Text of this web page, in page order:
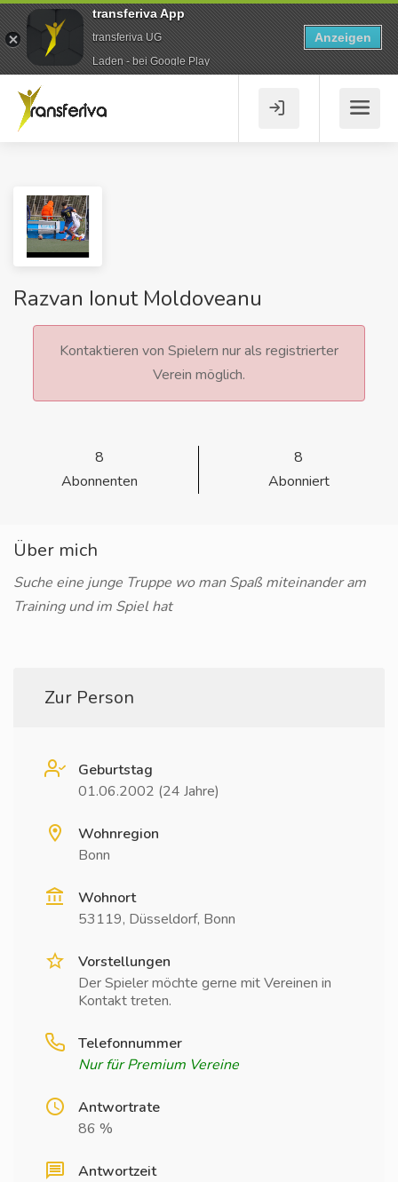
Razvan Ionut Moldoveanu
Kontaktieren von Spielern nur als registrierter
Verein möglich.
8
Abonnenten
8
Abonniert
Über mich
Suche eine junge Truppe wo man Spaß miteinander am
Training und im Spiel hat
Zur Person
Geburtstag
01.06.2002 (24 Jahre)
Wohnregion
Bonn
Wohnort
53119, Düsseldorf, Bonn
Vorstellungen
Der Spieler möchte gerne mit Vereinen in
Kontakt treten.
Telefonnummer
Nur für Premium Vereine
Antwortrate
86 %
Antwortzeit
transferiva App
transferiva UG
Laden - bei Google Play
Anzeigen